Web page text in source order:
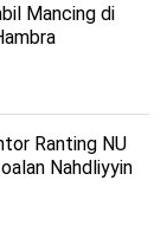
Mancing di
Ranting NU
Nahdliyyin